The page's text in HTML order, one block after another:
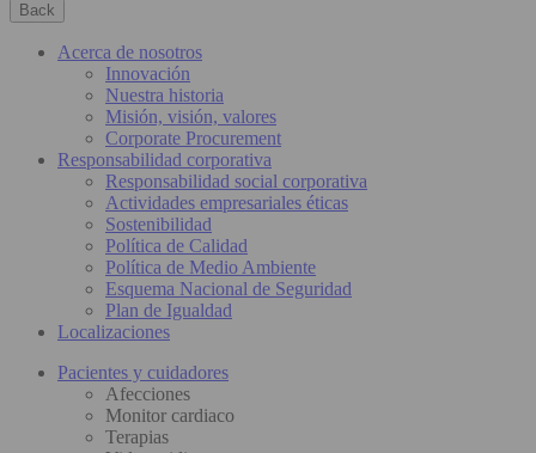
Back
Acerca de nosotros
Innovación
Nuestra historia
Misión, visión, valores
Corporate Procurement
Responsabilidad corporativa
Responsabilidad social corporativa
Actividades empresariales éticas
Sostenibilidad
Política de Calidad
Política de Medio Ambiente
Esquema Nacional de Seguridad
Plan de Igualdad
Localizaciones
Pacientes y cuidadores
Afecciones
Monitor cardiaco
Terapias